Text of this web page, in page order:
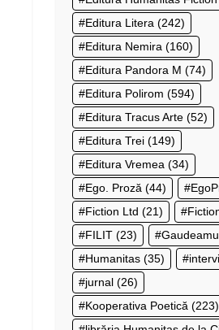
Editura Litera (242)
Editura Nemira (160)
Editura Pandora M (74)
Editura Polirom (594)
Editura Tracus Arte (52)
Editura Trei (149)
Editura Vremea (34)
Ego. Proză (44)
Fiction Ltd (21)
FILIT (23)
Humanitas (35)
jurnal (26)
Kooperativa Poetică (223)